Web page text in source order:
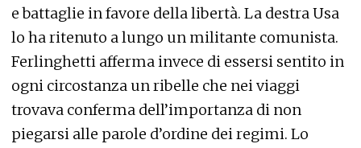
e battaglie in favore della libertà. La destra Usa
lo ha ritenuto a lungo un militante comunista.
Ferlinghetti afferma invece di essersi sentito in
ogni circostanza un ribelle che nei viaggi
trovava conferma dell’importanza di non
piegarsi alle parole d’ordine dei regimi. Lo